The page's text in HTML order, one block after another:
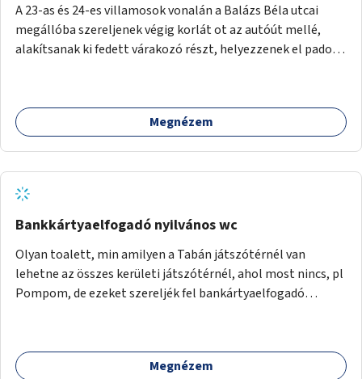
A 23-as és 24-es villamosok vonalán a Balázs Béla utcai
megállóba szereljenek végig korlát ot az autóút mellé,
alakítsanak ki fedett várakozó részt, helyezzenek el padot,
Megnézem
Bankkártyaelfogadó nyilvános wc
Olyan toalett, min amilyen a Tabán játszótérnél van
lehetne az összes kerületi játszótérnél, ahol most nincs, pl
Pompom, de ezeket szereljék fel bankártyaelfogadó
Megnézem